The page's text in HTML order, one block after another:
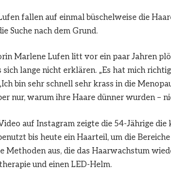
fallen auf einmal büschelweise die
Suche nach dem Grund.
Marlene Lufen litt vor ein paar Jahren
sich lange nicht erklären. „Es hat mich
bin sehr schnell sehr krass in die
nur, warum ihre Haare dünner wurden –
auf Instagram zeigte die 54-Jährige
bis heute ein Haarteil, um die
Methoden aus, die das Haarwachstum
und einen LED-Helm.